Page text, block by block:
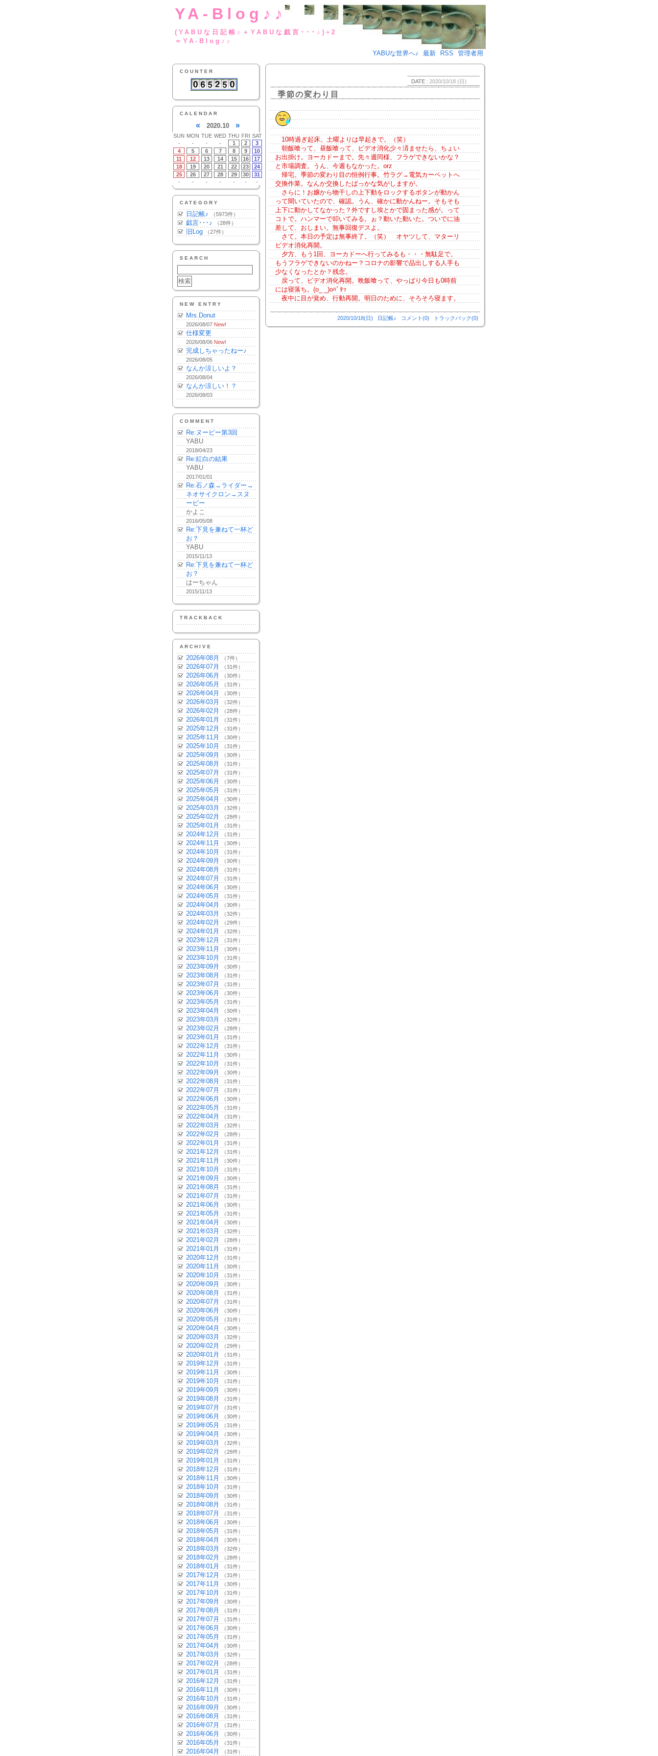
YA-Blog♪♪
(YABUな日記帳♪＋YABUな戯言･･･♪)÷2
＝YA-Blog♪♪
YABUな世界へ♪
最新 RSS 管理者用
COUNTER
CALENDAR
« 2020.10 »
SUN MON TUE WED THU FRI SAT
-
- - - 1 2
3
4
5 6 7 8 9
10
11
12 13 14 15 16
17
18
19 20 21 22 23
24
25
26 27 28 29 30
31
-
- - - - - -
CATEGORY
日記帳♪ （5973件）
戯言･･･♪ （28件）
旧Log （27件）
SEARCH
NEW ENTRY
Mrs.Donut
2026/08/07 New!
仕様変更
2026/08/06 New!
完成しちゃったねー♪
2026/08/05
なんか涼しいよ？
2026/08/04
なんか涼しい！？
2026/08/03
COMMENT
Re:ヌーピー第3回
YABU
2018/04/23
Re:紅白の結果
YABU
2017/01/01
Re:石ノ森→ライダー→
ネオサイクロン→スヌ
ーピー
かよこ
2016/05/08
Re:下見を兼ねて一杯ど
お？
YABU
2015/11/13
Re:下見を兼ねて一杯ど
お？
はーちゃん
2015/11/13
TRACKBACK
ARCHIVE
2026年08月 （7件）
2026年07月 （31件）
2026年06月 （30件）
2026年05月 （31件）
2026年04月 （30件）
2026年03月 （32件）
2026年02月 （28件）
2026年01月 （31件）
2025年12月 （31件）
2025年11月 （30件）
2025年10月 （31件）
2025年09月 （30件）
2025年08月 （31件）
2025年07月 （31件）
2025年06月 （30件）
2025年05月 （31件）
2025年04月 （30件）
2025年03月 （32件）
2025年02月 （28件）
2025年01月 （31件）
2024年12月 （31件）
2024年11月 （30件）
2024年10月 （31件）
2024年09月 （30件）
2024年08月 （31件）
2024年07月 （31件）
2024年06月 （30件）
2024年05月 （31件）
2024年04月 （30件）
2024年03月 （32件）
2024年02月 （29件）
2024年01月 （32件）
2023年12月 （31件）
2023年11月 （30件）
2023年10月 （31件）
2023年09月 （30件）
2023年08月 （31件）
2023年07月 （31件）
2023年06月 （30件）
2023年05月 （31件）
2023年04月 （30件）
2023年03月 （32件）
2023年02月 （28件）
2023年01月 （31件）
2022年12月 （31件）
2022年11月 （30件）
2022年10月 （31件）
2022年09月 （30件）
2022年08月 （31件）
2022年07月 （31件）
2022年06月 （30件）
2022年05月 （31件）
2022年04月 （31件）
2022年03月 （32件）
2022年02月 （28件）
2022年01月 （31件）
2021年12月 （31件）
2021年11月 （30件）
2021年10月 （31件）
2021年09月 （30件）
2021年08月 （31件）
2021年07月 （31件）
2021年06月 （30件）
2021年05月 （31件）
2021年04月 （30件）
2021年03月 （32件）
2021年02月 （28件）
2021年01月 （31件）
2020年12月 （31件）
2020年11月 （30件）
2020年10月 （31件）
2020年09月 （30件）
2020年08月 （31件）
2020年07月 （31件）
2020年06月 （30件）
2020年05月 （31件）
2020年04月 （30件）
2020年03月 （32件）
2020年02月 （29件）
2020年01月 （31件）
2019年12月 （31件）
2019年11月 （30件）
2019年10月 （31件）
2019年09月 （30件）
2019年08月 （31件）
2019年07月 （31件）
2019年06月 （30件）
2019年05月 （31件）
2019年04月 （30件）
2019年03月 （32件）
2019年02月 （28件）
2019年01月 （31件）
2018年12月 （31件）
2018年11月 （30件）
2018年10月 （31件）
2018年09月 （30件）
2018年08月 （31件）
2018年07月 （31件）
2018年06月 （30件）
2018年05月 （31件）
2018年04月 （30件）
2018年03月 （32件）
2018年02月 （28件）
2018年01月 （31件）
2017年12月 （31件）
2017年11月 （30件）
2017年10月 （31件）
2017年09月 （30件）
2017年08月 （31件）
2017年07月 （31件）
2017年06月 （30件）
2017年05月 （31件）
2017年04月 （30件）
2017年03月 （32件）
2017年02月 （28件）
2017年01月 （31件）
2016年12月 （31件）
2016年11月 （30件）
2016年10月 （31件）
2016年09月 （30件）
2016年08月 （31件）
2016年07月 （31件）
2016年06月 （30件）
2016年05月 （31件）
2016年04月 （31件）
DATE : 2020/10/18 (日)
季節の変わり目
10時過ぎ起床。土曜よりは早起きで。（笑）
朝飯喰って、昼飯喰って、ビデオ消化少々済ませたら、ちょい
お出掛け。ヨーカドーまで。先々週同様、フラゲできないかな？
と市場調査。うん、今週もなかった。orz
帰宅。季節の変わり目の恒例行事。竹ラグ→電気カーペットへ
交換作業。なんか交換したばっかな気がしますが。
さらに！お嬢から物干しの上下動をロックするボタンが動かん
って聞いていたので、確認。うん、確かに動かんねー。そもそも
上下に動かしてなかった？外ですし埃とかで固まった感が。って
コトで。ハンマーで叩いてみる。ぉ？動いた動いた。ついでに油
差して、おしまい。無事回復デスよ。
さて。本日の予定は無事終了。（笑） オヤツして、マターリ
ビデオ消化再開。
夕方、もう1回、ヨーカドーへ行ってみるも・・・無駄足で。
もうフラゲできないのかねー？コロナの影響で品出しする人手も
少なくなったとか？残念。
戻って、ビデオ消化再開。晩飯喰って、やっぱり今日も0時前
には寝落ち。(o_ _)oﾊﾞﾀｯ
夜中に目が覚め、行動再開。明日のために、そろそろ寝ます。
2020/10/18(日) 日記帳♪ コメント(0) トラックバック(0)